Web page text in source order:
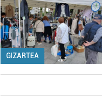
GIZARTEA